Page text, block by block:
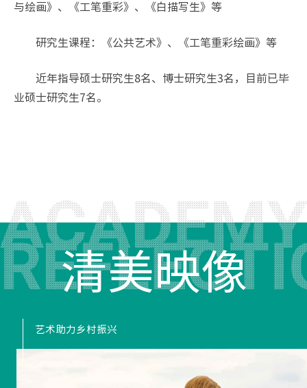
与绘画》、《工笔重彩》、《白描写生》等
研究生课程：《公共艺术》、《工笔重彩绘画》等
近年指导硕士研究生8名、博士研究生3名，目前已毕
业硕士研究生7名。
清美映像
艺术助力乡村振兴